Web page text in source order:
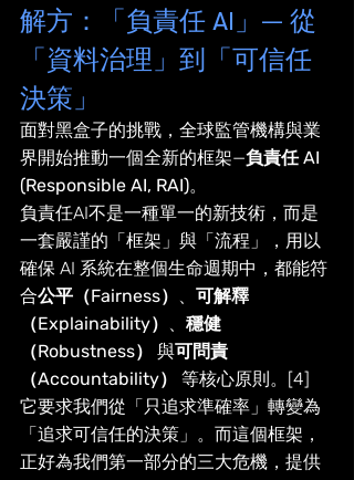
解方：「負責任 AI」— 從
「資料治理」到「可信任
決策」
面對黑盒子的挑戰，全球監管機構與業
界開始推動一個全新的框架—負責任 AI
(Responsible AI, RAI)。
負責任AI不是一種單一的新技術，而是
一套嚴謹的「框架」與「流程」，用以
確保 AI 系統在整個生命週期中，都能符
合公平（Fairness） 、 可解釋
（Explainability） 、 穩健
（Robustness）
與可問責
（Accountability）
等核心原則。[4]
它要求我們從「只追求準確率」轉變為
「追求可信任的決策」。而這個框架，
正好為我們第一部分的三大危機，提供